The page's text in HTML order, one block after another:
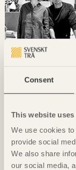
Consent
This website
We use cookies
provide social
We also share
our social media,
KRÖNIKAN
Hållbarhet börjar i
Ola Malm